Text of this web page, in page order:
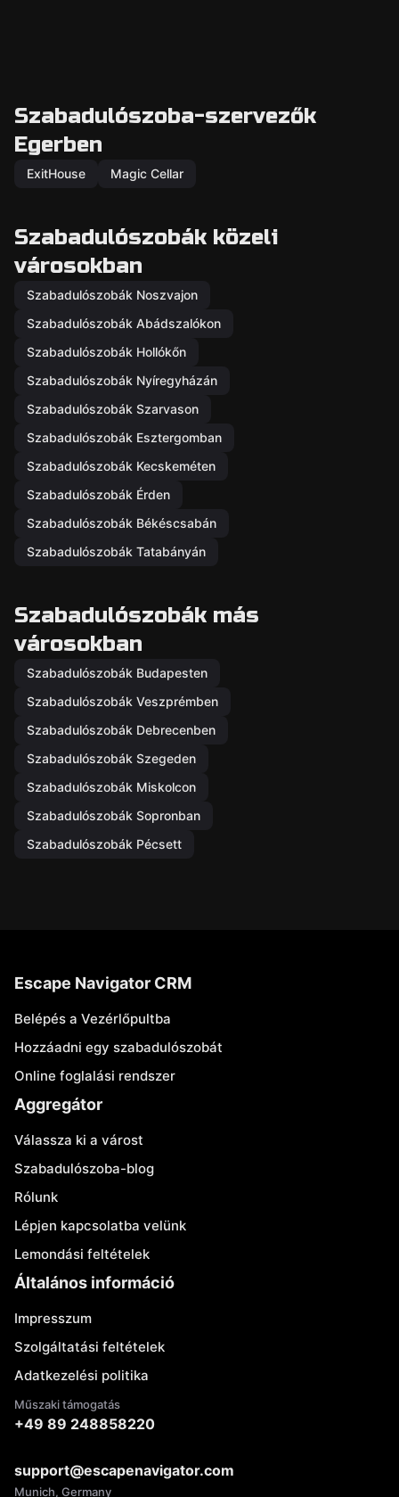
Szabadulószoba-szervezők
Egerben
ExitHouse Magic Cellar
Szabadulószobák közeli
városokban
Szabadulószobák Noszvajon
Szabadulószobák Abádszalókon
Szabadulószobák Hollókőn
Szabadulószobák Nyíregyházán
Szabadulószobák Szarvason
Szabadulószobák Esztergomban
Szabadulószobák Kecskeméten
Szabadulószobák Érden
Szabadulószobák Békéscsabán
Szabadulószobák Tatabányán
Szabadulószobák más
városokban
Szabadulószobák Budapesten
Szabadulószobák Veszprémben
Szabadulószobák Debrecenben
Szabadulószobák Szegeden
Szabadulószobák Miskolcon
Szabadulószobák Sopronban
Szabadulószobák Pécsett
Escape Navigator CRM
Belépés a Vezérlőpultba
Hozzáadni egy szabadulószobát
Online foglalási rendszer
Aggregátor
Válassza ki a várost
Szabadulószoba-blog
Rólunk
Lépjen kapcsolatba velünk
Lemondási feltételek
Általános információ
Impresszum
Szolgáltatási feltételek
Adatkezelési politika
Műszaki támogatás
+49 89 248858220
support@escapenavigator.com
Munich, Germany